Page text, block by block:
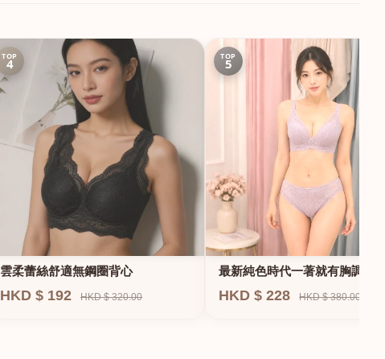
TOP
4
雲柔蕾絲舒適無鋼圈背心
HKD $ 192 HKD $ 320.00
TOP
5
最新純色時代一著就有胸調整
衣-專治小胸 蝴蝶肌位矯正型內
HKD $ 228 HKD $ 380.00